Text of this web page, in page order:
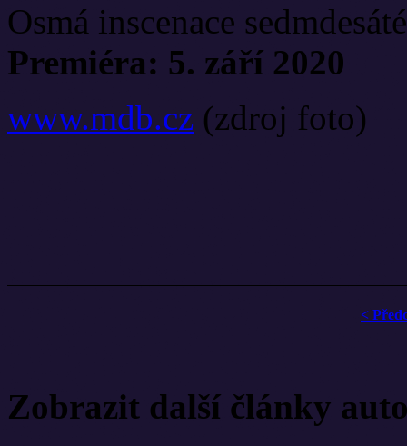
Osmá inscenace
Premiéra: 5. září 2020
www.mdb.cz (zdroj foto)
<
Zobrazit další články